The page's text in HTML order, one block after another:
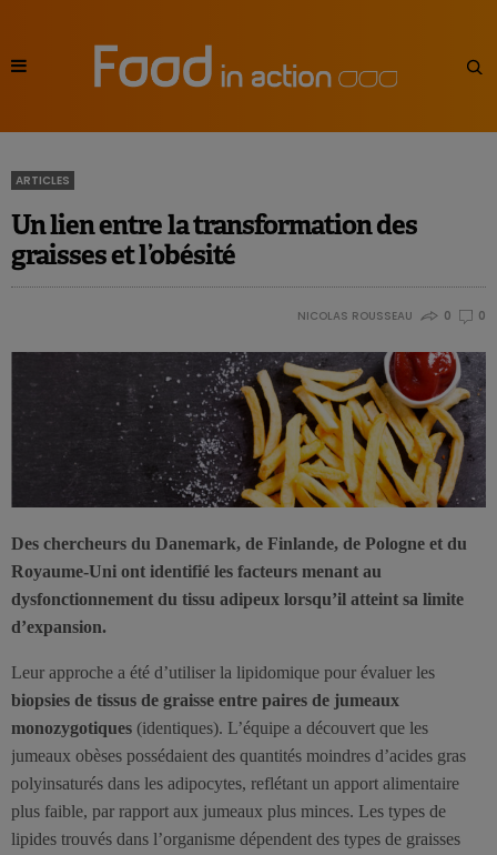
ARTICLES
Un lien entre la transformation des
graisses et l’obésité
NICOLAS ROUSSEAU 0 0
Des chercheurs du Danemark, de Finlande, de Pologne et du
Royaume-Uni ont identifié les facteurs menant au
dysfonctionnement du tissu adipeux lorsqu’il atteint sa limite
d’expansion.
Leur approche a été d’utiliser la lipidomique pour évaluer les
biopsies de tissus de graisse entre paires de jumeaux
monozygotiques (identiques). L’équipe a découvert que les
jumeaux obèses possédaient des quantités moindres d’acides gras
polyinsaturés dans les adipocytes, reflétant un apport alimentaire
plus faible, par rapport aux jumeaux plus minces. Les types de
lipides trouvés dans l’organisme dépendent des types de graisses